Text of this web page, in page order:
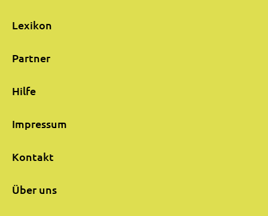
Lexikon
Partner
Hilfe
Impressum
Kontakt
Über uns